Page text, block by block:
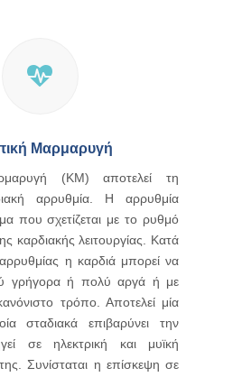
Μαρμαρυγή
(ΚΜ) αποτελεί τη
αρρυθμία. Η αρρυθμία
που σχετίζεται με το ρυθμό
καρδιακής λειτουργίας. Κατά
η καρδιά μπορεί να
γρήγορα ή πολύ αργά ή με
τρόπο. Αποτελεί μία
σταδιακά επιβαρύνει την
σε ηλεκτρική και μυϊκή
Συνίσταται η επίσκεψη σε